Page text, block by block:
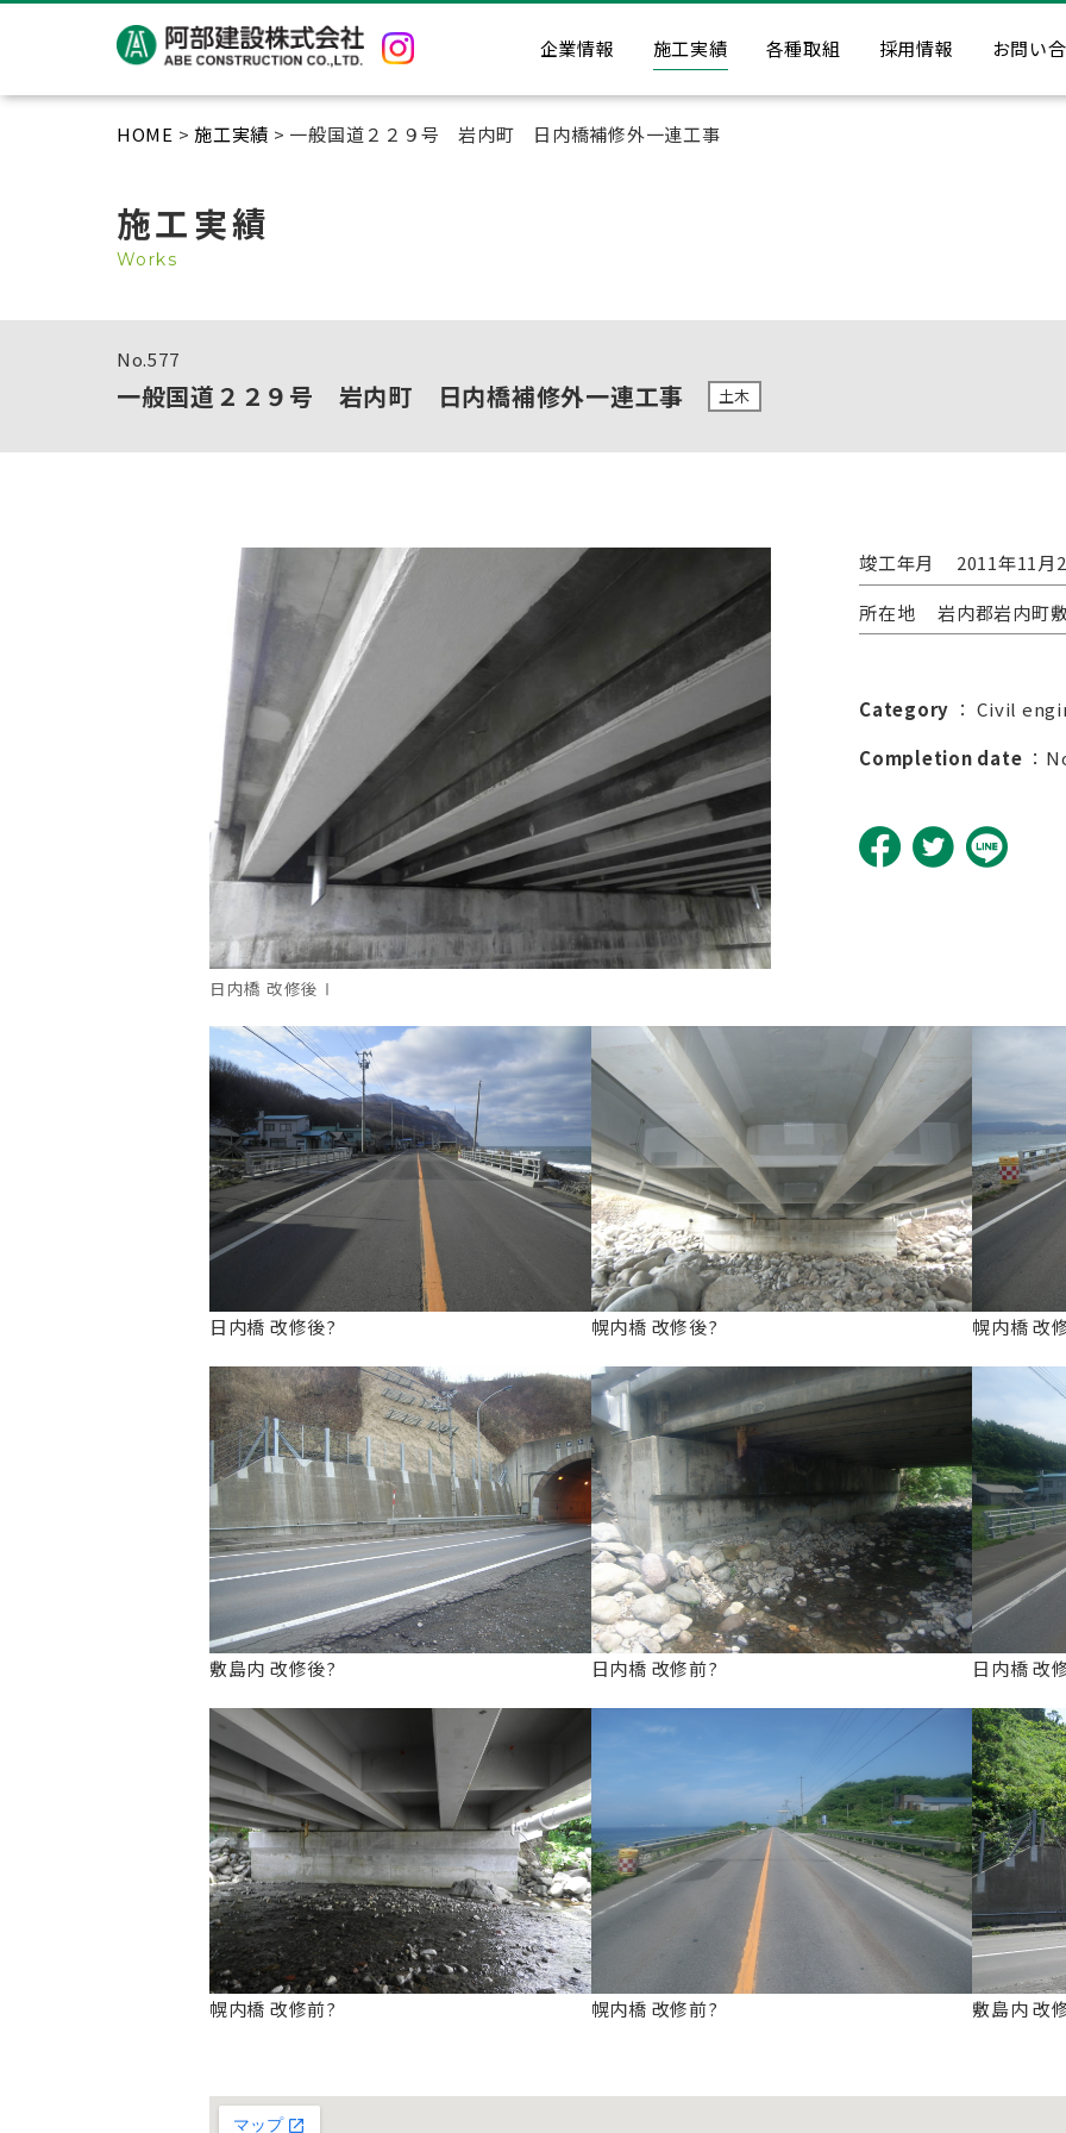
企業情報 施工実績 各種取組 採用情報 お問い
HOME >施工実績 > 一般国道２２９号 岩内町 日内橋補修外一連工事
施工実績
Works
No.577
一般国道２２９号 岩内町 日内橋補修外一連工事 土木
日内橋 改修後Ⅰ
竣工年月
2011年11月
所在地
岩内郡岩内町
Category ：Civil
Completion date ：
日内橋 改修後? 幌内橋 改修後? 幌内橋 改
敷島内 改修後? 日内橋 改修前? 日内橋 改
幌内橋 改修前? 幌内橋 改修前? 敷島内 改